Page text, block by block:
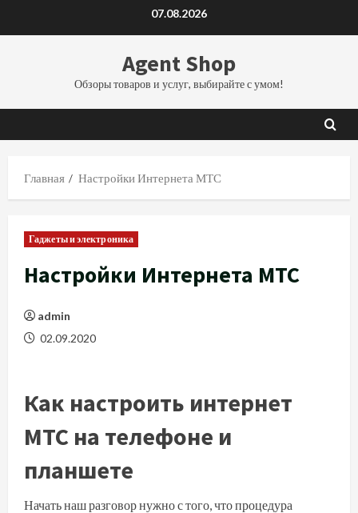
07.08.2026
Agent Shop
Обзоры товаров и услуг, выбирайте с умом!
Главная Настройки Интернета МТС
Гаджеты и электроника
Настройки Интернета МТС
admin
02.09.2020
Как настроить интернет
МТС на телефоне и
планшете
Начать наш разговор нужно с того, что процедура